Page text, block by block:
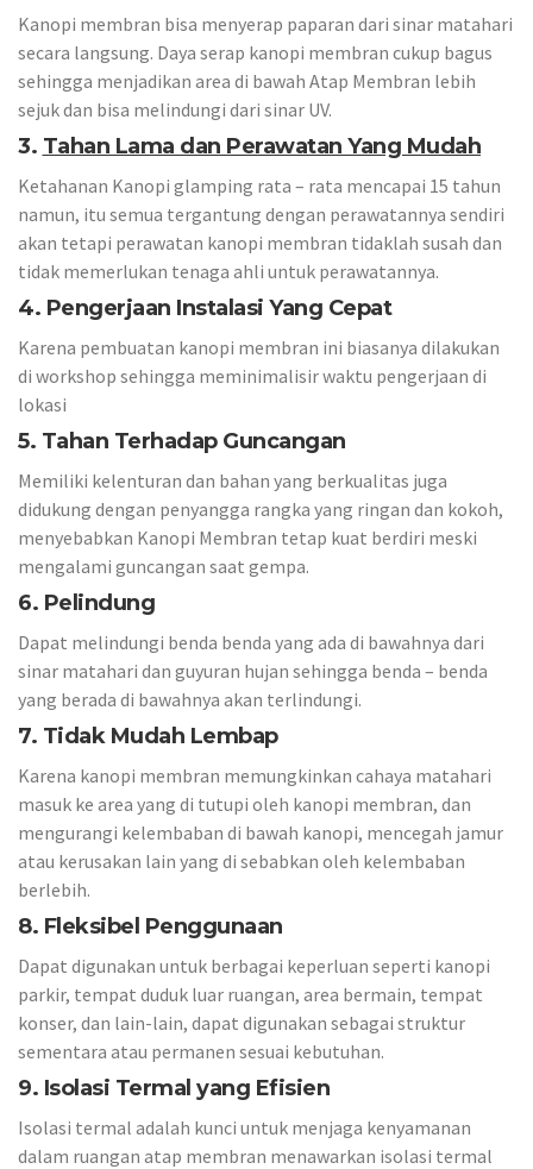
Kanopi membran bisa menyerap paparan dari sinar matahari
secara langsung. Daya serap kanopi membran cukup bagus
sehingga menjadikan area di bawah Atap Membran lebih
sejuk dan bisa melindungi dari sinar UV.
3. Tahan Lama dan Perawatan Yang Mudah
Ketahanan Kanopi glamping rata – rata mencapai 15 tahun
namun, itu semua tergantung dengan perawatannya sendiri
akan tetapi perawatan kanopi membran tidaklah susah dan
tidak memerlukan tenaga ahli untuk perawatannya.
4. Pengerjaan Instalasi Yang Cepat
Karena pembuatan kanopi membran ini biasanya dilakukan
di workshop sehingga meminimalisir waktu pengerjaan di
lokasi
5. Tahan Terhadap Guncangan
Memiliki kelenturan dan bahan yang berkualitas juga
didukung dengan penyangga rangka yang ringan dan kokoh,
menyebabkan Kanopi Membran tetap kuat berdiri meski
mengalami guncangan saat gempa.
6. Pelindung
Dapat melindungi benda benda yang ada di bawahnya dari
sinar matahari dan guyuran hujan sehingga benda – benda
yang berada di bawahnya akan terlindungi.
7. Tidak Mudah Lembap
Karena kanopi membran memungkinkan cahaya matahari
masuk ke area yang di tutupi oleh kanopi membran, dan
mengurangi kelembaban di bawah kanopi, mencegah jamur
atau kerusakan lain yang di sebabkan oleh kelembaban
berlebih.
8. Fleksibel Penggunaan
Dapat digunakan untuk berbagai keperluan seperti kanopi
parkir, tempat duduk luar ruangan, area bermain, tempat
konser, dan lain-lain, dapat digunakan sebagai struktur
sementara atau permanen sesuai kebutuhan.
9. Isolasi Termal yang Efisien
Isolasi termal adalah kunci untuk menjaga kenyamanan
dalam ruangan atap membran menawarkan isolasi termal